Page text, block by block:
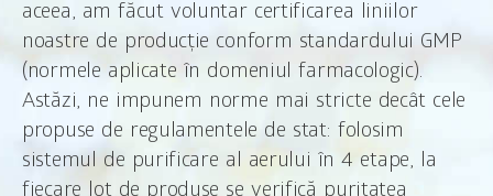
aceea, am făcut voluntar certificarea liniilor
noastre de producție conform standardului GMP
(normele aplicate în domeniul farmacologic).
Astăzi, ne impunem norme mai stricte decât cele
propuse de regulamentele de stat: folosim
sistemul de purificare al aerului în 4 etape, la